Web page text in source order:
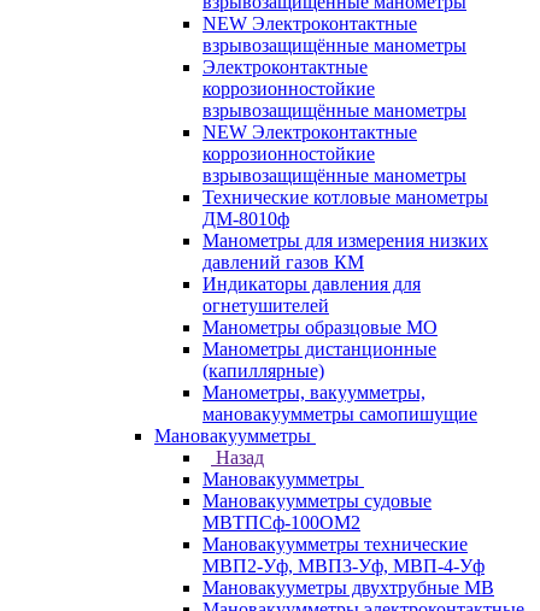
NEW Электроконтактные
взрывозащищённые манометры
Электроконтактные
коррозионностойкие
взрывозащищённые манометры
NEW Электроконтактные
коррозионностойкие
взрывозащищённые манометры
Технические котловые манометры
ДМ-8010ф
Манометры для измерения низких
давлений газов КМ
Индикаторы давления для
огнетушителей
Манометры образцовые МО
Манометры дистанционные
(капиллярные)
Манометры, вакуумметры,
мановакуумметры самопишущие
Мановакуумметры
Назад
Мановакуумметры
Мановакуумметры судовые
МВТПСф-100ОМ2
Мановакуумметры технические
МВП2-Уф, МВП3-Уф, МВП-4-Уф
Мановакууметры двухтрубные МВ